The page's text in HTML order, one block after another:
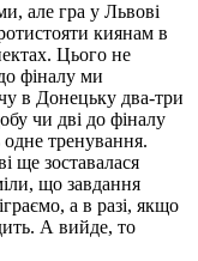
але гра у Львові
киянам в
Цього не
фіналу ми
в Донецьку два-три
чи дві до фіналу
тренування.
ще зоставалася
що завдання
а в разі, якщо
А вийде, то